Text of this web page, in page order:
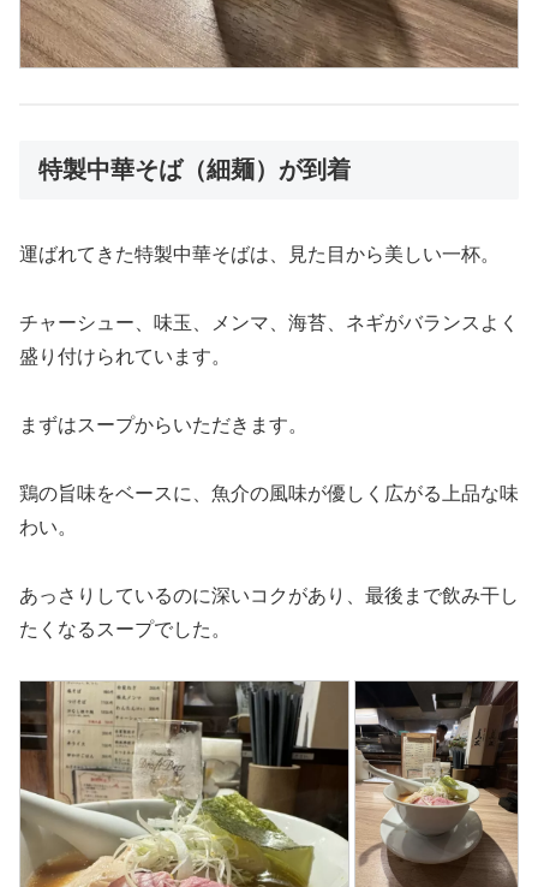
特製中華そば（細麺）が到着
運ばれてきた特製中華そばは、見た目から美しい一杯。
チャーシュー、味玉、メンマ、海苔、ネギがバランスよく
盛り付けられています。
まずはスープからいただきます。
鶏の旨味をベースに、魚介の風味が優しく広がる上品な味
わい。
あっさりしているのに深いコクがあり、最後まで飲み干し
たくなるスープでした。